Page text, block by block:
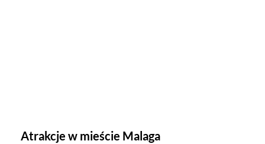
Atrakcje w mieście Malaga